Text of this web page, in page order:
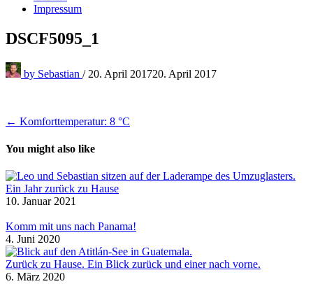
Impressum
DSCF5095_1
by Sebastian / 20. April 201720. April 2017
Beitragsnavigation
← Komforttemperatur: 8 °C
You might also like
Ein Jahr zurück zu Hause
10. Januar 2021
Komm mit uns nach Panama!
4. Juni 2020
Zurück zu Hause. Ein Blick zurück und einer nach vorne.
6. März 2020